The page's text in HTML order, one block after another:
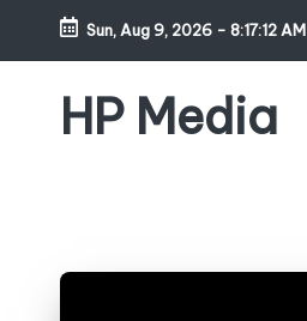
Sun, Aug 9, 2026 - 8:17:14 AM
HP Media